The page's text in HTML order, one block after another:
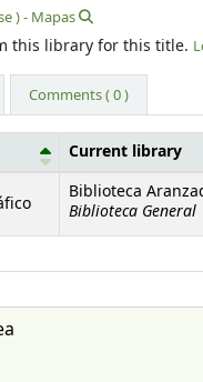
) - Mapas
this library for this title.
Comments ( 0 )
Current library
Biblioteca
Biblioteca General